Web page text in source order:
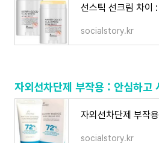
socialstory.kr
자외선차단제 부작용 : 안심하고
socialstory.kr